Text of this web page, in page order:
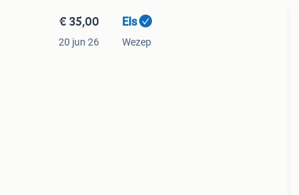
€ 35,00
20 jun 26
Els
Wezep